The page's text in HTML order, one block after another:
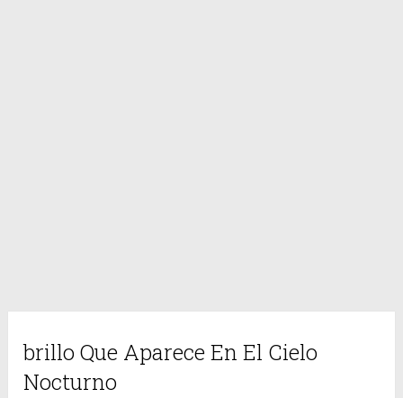
brillo Que Aparece En El Cielo
Nocturno